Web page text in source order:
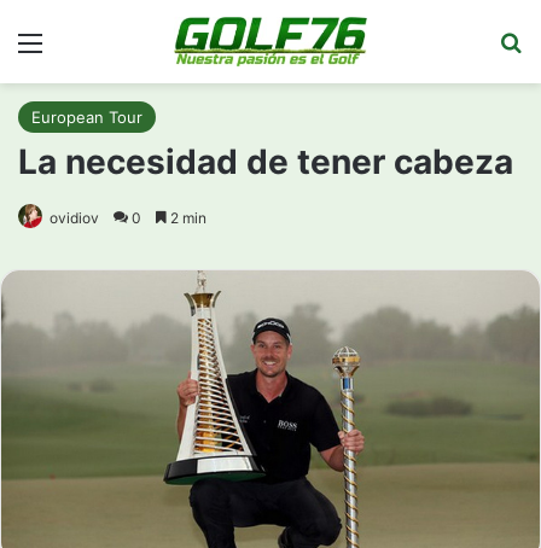
European Tour
La necesidad de tener cabeza
ovidiov 0 2 min